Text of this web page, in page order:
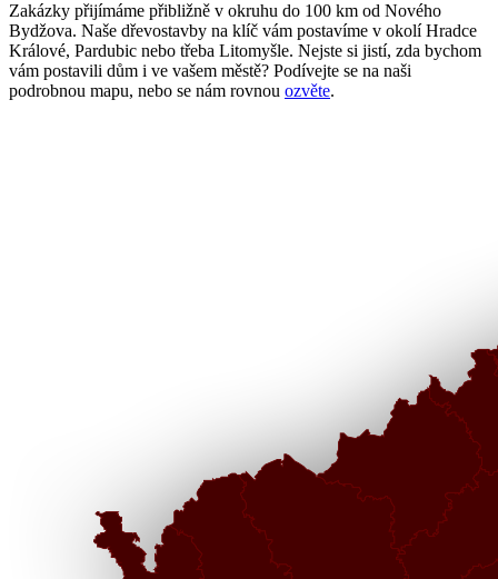
Zakázky přijímáme přibližně v okruhu do 100 km od Nového
Bydžova. Naše dřevostavby na klíč vám postavíme v okolí Hradce
Králové, Pardubic nebo třeba Litomyšle. Nejste si jistí, zda bychom
vám postavili dům i ve vašem městě? Podívejte se na naši
podrobnou mapu, nebo se nám rovnou ozvěte.